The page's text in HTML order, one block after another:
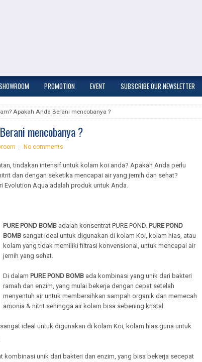
PROMOTION EVENT SUBSCRIBE OUR NEWSLETTER
Apakah Anda Berani mencobanya ?
mencobanya ?
No comments
tindakan intensif untuk kolam koi anda? Apakah Anda perlu
dan dengan seketika mencapai air yang jernih dan sehat?
Evolution Aqua adalah produk untuk Anda.
PURE POND BOMB adalah konsentrat PURE POND. PURE POND
BOMB sangat ideal untuk digunakan di kolam Koi, kolam hias, atau
kolam yang tidak memiliki filtrasi konvensional, untuk mencapai air
jernih yang sehat.
Di dalam PURE POND BOMB ada kombinasi yang unik dari bakteri
ramah dan enzim, yang mulai bekerja dengan cepat setelah
menyentuh air untuk membersihkan sampah organik dan memecah
amonia & nitrit sehingga air kolam bisa sebening kristal.
ideal untuk digunakan di kolam Koi, kolam hias guna untuk
kombinasi unik dari bakteri dan enzim, yang bisa bekerja secepat